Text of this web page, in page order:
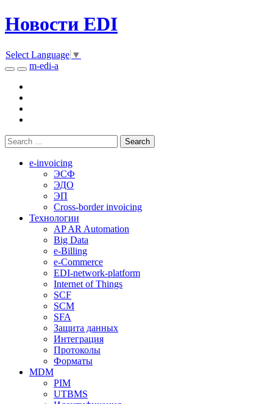
Новости EDI
Select Language ▼
m-edi-a
e-invoicing
ЭСФ
ЭДО
ЭП
Cross-border invoicing
Технологии
AP AR Automation
Big Data
e-Billing
e-Commerce
EDI-network-platform
Internet of Things
SCF
SCM
SFA
Защита данных
Интеграция
Протоколы
Форматы
MDM
PIM
UTBMS